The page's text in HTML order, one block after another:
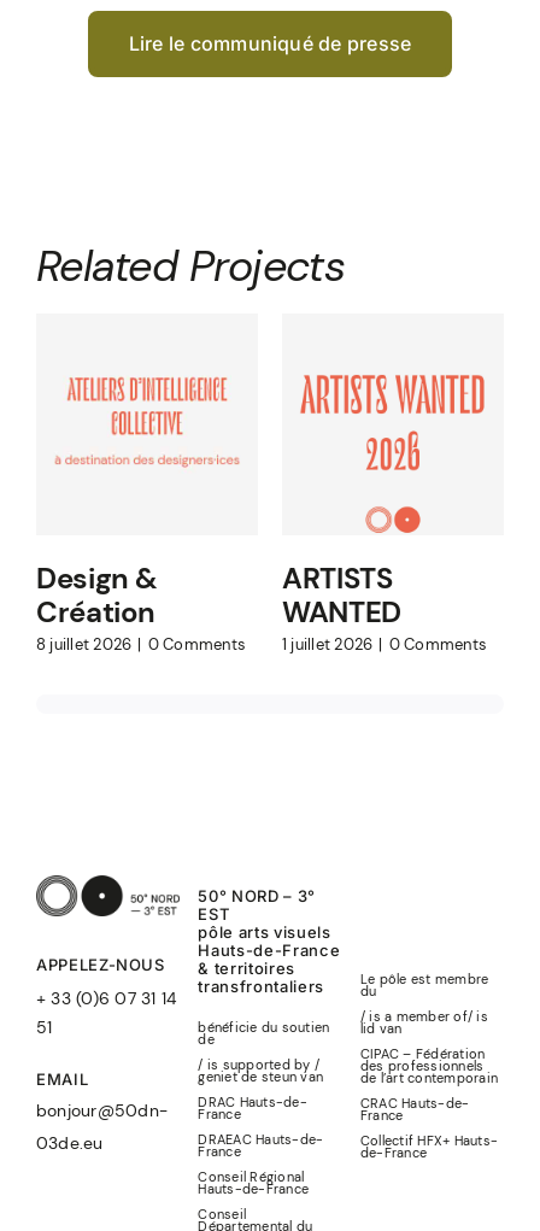
Lire le communiqué de presse
Related Projects
Design &
Création
8 juillet 2026 | 0 Comments
ARTISTS
WANTED
1 juillet 2026 | 0 Comments
APPELEZ-NOUS
+ 33 (0)6 07 31 14
51
EMAIL
bonjour@50dn-
03de.eu
50° NORD – 3°
EST
pôle arts visuels
Hauts-de-France
& territoires
transfrontaliers
bénéficie du soutien
de
/ is supported by /
geniet de steun van
DRAC Hauts-de-
France
DRAEAC Hauts-de-
France
Conseil Régional
Hauts-de-France
Conseil
Départemental du
Le pôle est membre
du
/ is a member of/is
lid van
CIPAC – Fédération
des professionnels
de l’art contemporain
CRAC Hauts-de-
France
Collectif HFX+ Hauts-
de-France